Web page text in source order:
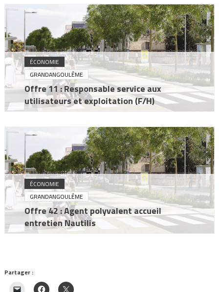
ÉCONOMIE
GRANDANGOULÊME
Offre 11 : Responsable service aux
utilisateurs et exploitation (F/H)
ÉCONOMIE
GRANDANGOULÊME
Offre 42 : Agent polyvalent accueil
entretien Nautilis
Partager :